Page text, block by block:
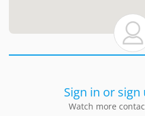
Sign in or
Watch more